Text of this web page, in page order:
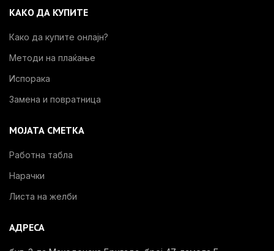
КАКО ДА КУПИТЕ
Како да купите онлајн?
Методи на плаќање
Испорака
Замена и повратница
МОЈАТА СМЕТКА
Работна табла
Нарачки
Листа на желби
АДРЕСА